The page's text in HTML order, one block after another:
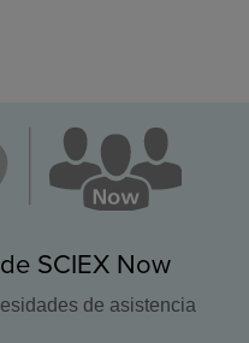
SCIEX Now
de asistencia